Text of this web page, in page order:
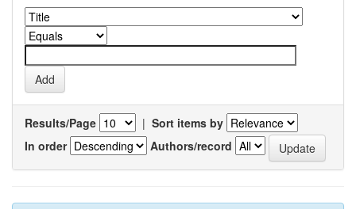
Results/Page | Sort items by
In order
Authors/record